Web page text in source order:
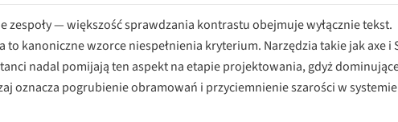
zespoły — większość sprawdzania kontrastu obejmuje wyłącznie tekst.
kanoniczne wzorce niespełnienia kryterium. Narzędzia takie jak axe i
nadal pomijają ten aspekt na etapie projektowania, gdyż
oznacza pogrubienie obramowań i przyciemnienie szarości w systemie